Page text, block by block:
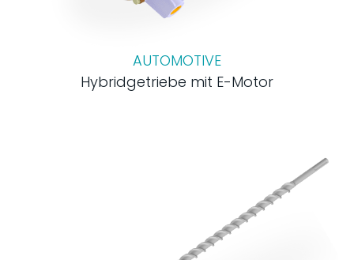
AUTOMOTIVE
Hybridgetriebe mit E-Motor